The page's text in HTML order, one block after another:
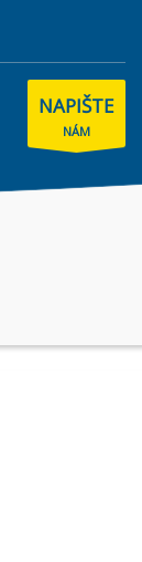
NAPIŠTE
NÁM